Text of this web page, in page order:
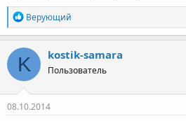
Р
е
а
к
ц
и
и
:
Верующий
K kostik-samara
Пользователь
08.10.2014